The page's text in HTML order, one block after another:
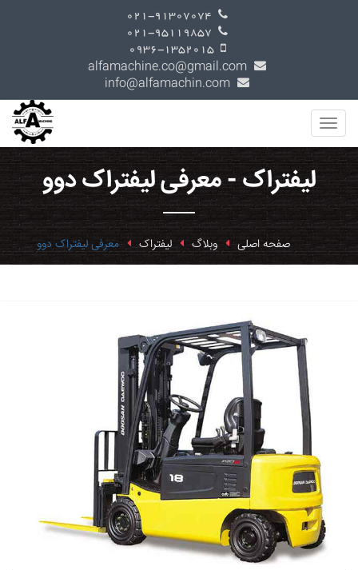
لیفتراک - معرفی لیفتراک دوو
صفحه اصلی وبلاگ لیفتراک معرفی لیفتراک دوو